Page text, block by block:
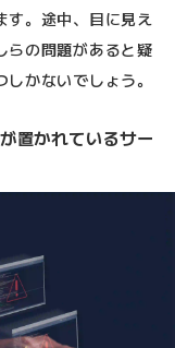
す。途中、目に見え
らの問題があると疑
かないでしょう。
置かれているサー